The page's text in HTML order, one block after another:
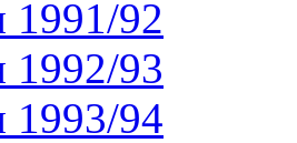
1991/92
1992/93
1993/94